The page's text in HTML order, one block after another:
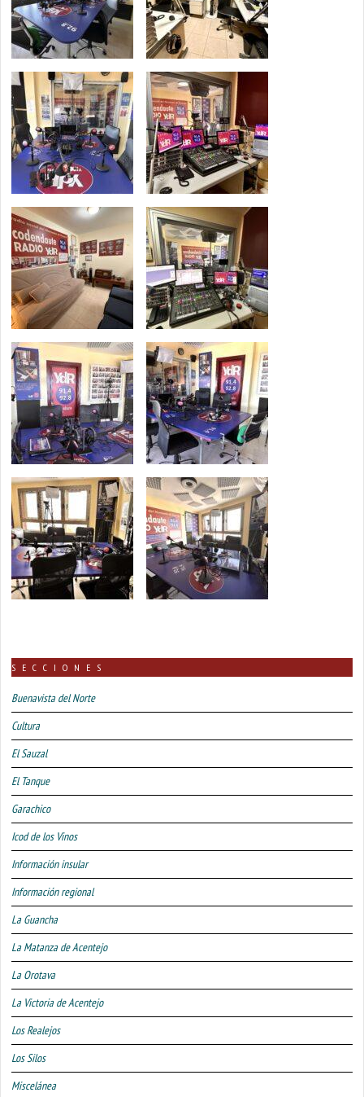
SECCIONES
Buenavista del Norte
Cultura
El Sauzal
El Tanque
Garachico
Icod de los Vinos
Información insular
Información regional
La Guancha
La Matanza de Acentejo
La Orotava
La Victoria de Acentejo
Los Realejos
Los Silos
Miscelánea